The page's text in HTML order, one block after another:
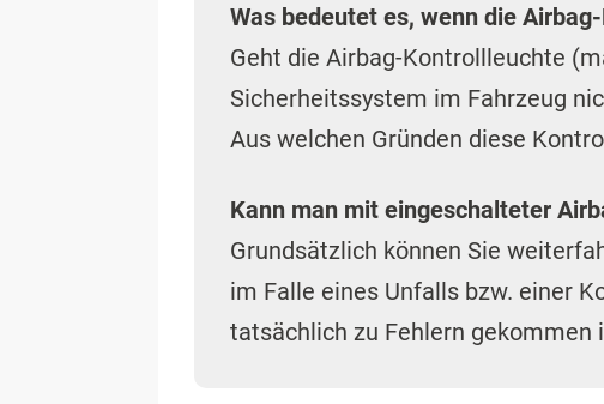
Was bedeutet es, wenn die
Geht die Airbag-Kontrollleuchte
Sicherheitssystem im Fahrzeug
Aus welchen Gründen diese
Kann man mit eingeschalteter
Grundsätzlich können Sie
im Falle eines Unfalls bzw. einer
tatsächlich zu Fehlern